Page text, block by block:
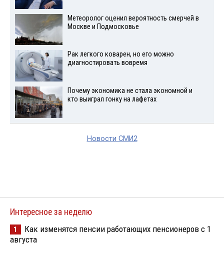
Метеоролог оценил вероятность смерчей в
Москве и Подмосковье
Рак легкого коварен, но его можно
диагностировать вовремя
Почему экономика не стала экономной и
кто выиграл гонку на лафетах
Новости СМИ2
Интересное за неделю
1
Как изменятся пенсии работающих пенсионеров с 1
августа